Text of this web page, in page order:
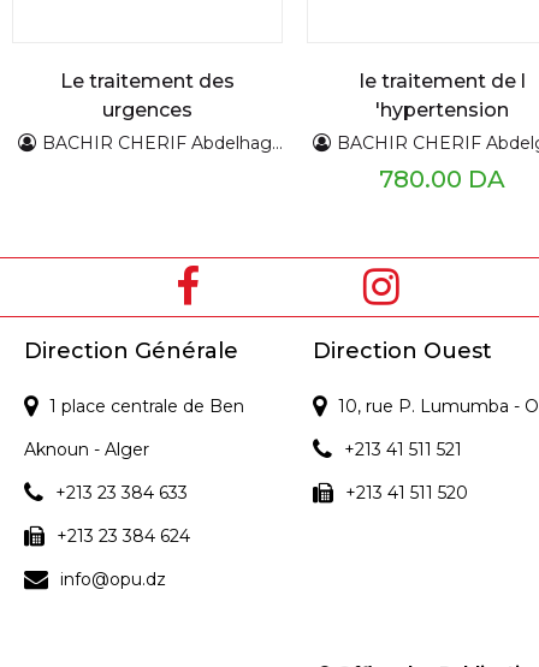
Le traitement des
urgences
hypertensives
BACHIR CHERIF Abdelhaghani
le traitement de l
'hypertension
artérielle
BACHIR CHERIF
780.00 DA
Direction Générale
1 place centrale de Ben
Aknoun - Alger
+213 23 384 633
+213 23 384 624
info@opu.dz
Direction Ouest
10, rue P. Lumumba -
+213 41 511 521
+213 41 511 520